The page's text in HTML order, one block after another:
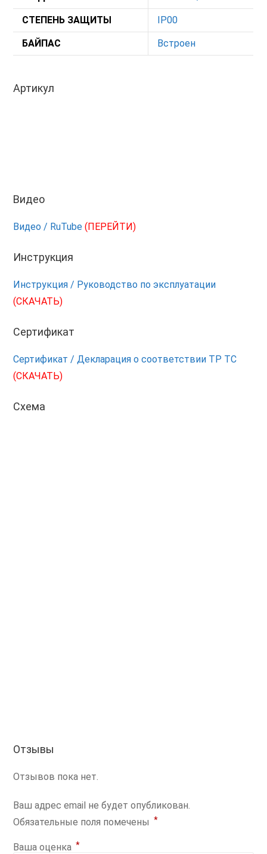
СТЕПЕНЬ ЗАЩИТЫ IP00
БАЙПАС Встроен
Артикул
Видео
Видео / RuTube(ПЕРЕЙТИ)
Инструкция
Инструкция / Руководство по эксплуатации
(СКАЧАТЬ)
Сертификат
Сертификат / Декларация о соответствии ТР ТС
(СКАЧАТЬ)
Схема
Отзывы
Отзывов пока нет.
Ваш адрес email не будет опубликован.
Обязательные поля помечены *
Ваша оценка *